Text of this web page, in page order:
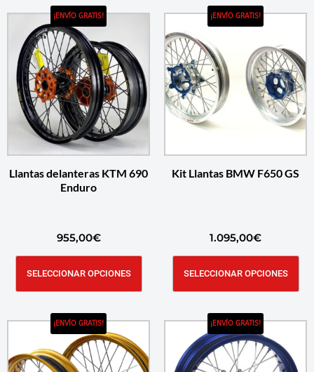
¡ENVÍO GRATIS!
Llantas delanteras KTM 690
Enduro
955,00€
SELECCIONAR OPCIONES
¡ENVÍO GRATIS!
Kit Llantas BMW F650 GS
1.095,00€
SELECCIONAR OPCIONES
¡ENVÍO GRATIS! ¡ENVÍO GRATIS!